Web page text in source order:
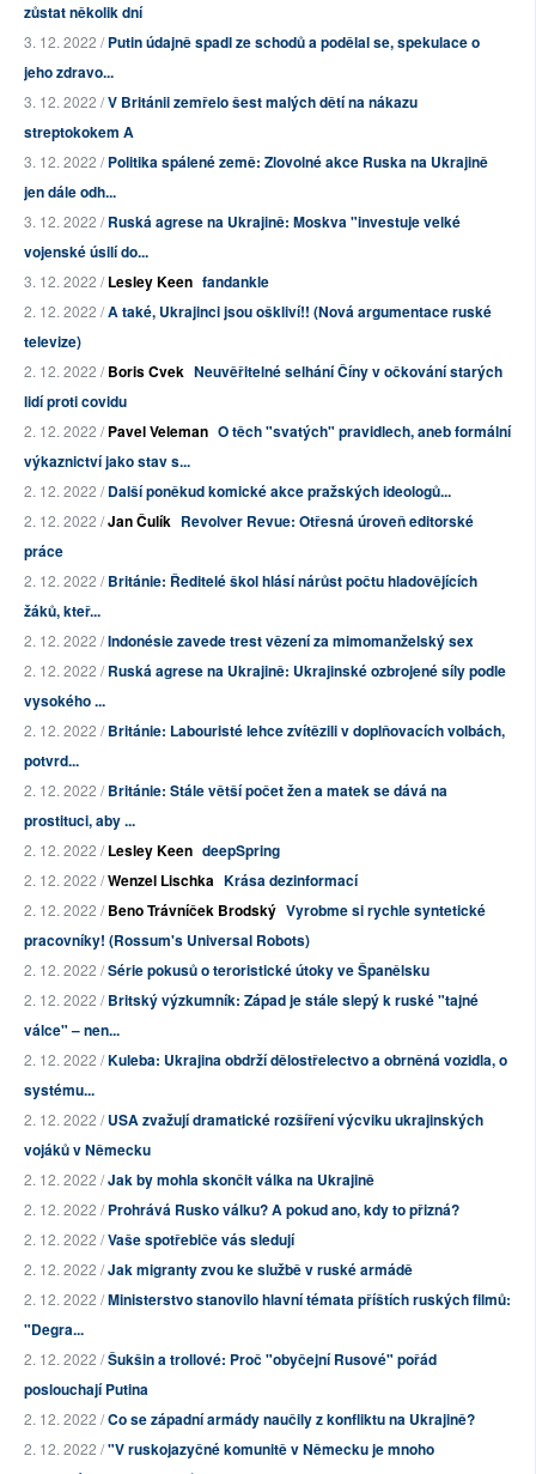
zůstat několik dní
3. 12. 2022 /Putin údajně spadl ze schodů a podělal se, spekulace o
jeho zdravo...
3. 12. 2022 /V Británii zemřelo šest malých dětí na nákazu
streptokokem A
3. 12. 2022 /Politika spálené země: Zlovolné akce Ruska na Ukrajině
jen dále odh...
3. 12. 2022 /Ruská agrese na Ukrajině: Moskva "investuje velké
vojenské úsilí do...
3. 12. 2022 /Lesley Keen fandankle
2. 12. 2022 /A také, Ukrajinci jsou oškliví!! (Nová argumentace ruské
televize)
2. 12. 2022 /Boris Cvek Neuvěřitelné selhání Číny v očkování starých
lidí proti covidu
2. 12. 2022 /Pavel Veleman O těch "svatých" pravidlech, aneb formální
výkaznictví jako stav s...
2. 12. 2022 /Další poněkud komické akce pražských ideologů...
2. 12. 2022 /Jan Čulík Revolver Revue: Otřesná úroveň editorské
práce
2. 12. 2022 /Británie: Ředitelé škol hlásí nárůst počtu hladovějících
žáků, kteř...
2. 12. 2022 /Indonésie zavede trest vězení za mimomanželský sex
2. 12. 2022 /Ruská agrese na Ukrajině: Ukrajinské ozbrojené síly podle
vysokého ...
2. 12. 2022 /Británie: Labouristé lehce zvítězili v doplňovacích volbách,
potvrd...
2. 12. 2022 /Británie: Stále větší počet žen a matek se dává na
prostituci, aby ...
2. 12. 2022 /Lesley Keen deepSpring
2. 12. 2022 /Wenzel Lischka Krása dezinformací
2. 12. 2022 /Beno Trávníček Brodský Vyrobme si rychle syntetické
pracovníky! (Rossum's Universal Robots)
2. 12. 2022 /Série pokusů o teroristické útoky ve Španělsku
2. 12. 2022 /Britský výzkumník: Západ je stále slepý k ruské "tajné
válce" – nen...
2. 12. 2022 /Kuleba: Ukrajina obdrží dělostřelectvo a obrněná vozidla, o
systému...
2. 12. 2022 /USA zvažují dramatické rozšíření výcviku ukrajinských
vojáků v Německu
2. 12. 2022 /Jak by mohla skončit válka na Ukrajině
2. 12. 2022 /Prohrává Rusko válku? A pokud ano, kdy to přizná?
2. 12. 2022 /Vaše spotřebiče vás sledují
2. 12. 2022 /Jak migranty zvou ke službě v ruské armádě
2. 12. 2022 /Ministerstvo stanovilo hlavní témata příštích ruských filmů:
"Degra...
2. 12. 2022 /Šukšin a trollové: Proč "obyčejní Rusové" pořád
poslouchají Putina
2. 12. 2022 /Co se západní armády naučily z konfliktu na Ukrajině?
2. 12. 2022 /"V ruskojazyčné komunitě v Německu je mnoho